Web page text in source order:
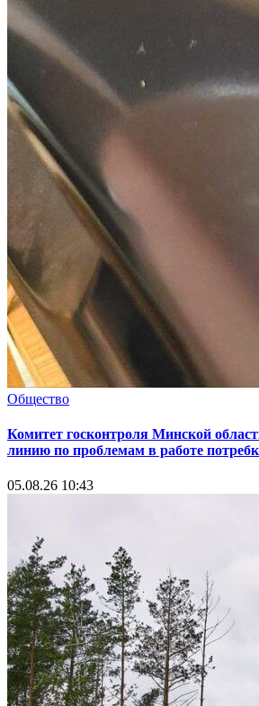
Общество
Комитет госконтроля Минской
линию по проблемам в работе
05.08.26 10:43